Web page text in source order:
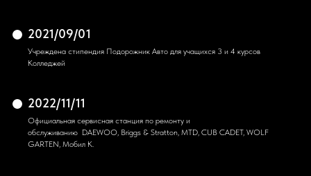
2021/09/01
Учреждена стипендия Подорожник Авто для учащихся 3 и 4 курсов
Колледжей
2022/11/11
Официальная сервисная станция по ремонту и
обслуживанию DAEWOO, Briggs & Stratton, MTD, CUB CADET, WOLF
GARTEN, Мобил К.